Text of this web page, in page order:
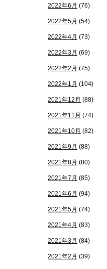
2022年6月 (76)
2022年5月 (54)
2022年4月 (73)
2022年3月 (69)
2022年2月 (75)
2022年1月 (104)
2021年12月 (88)
2021年11月 (74)
2021年10月 (82)
2021年9月 (88)
2021年8月 (80)
2021年7月 (85)
2021年6月 (94)
2021年5月 (74)
2021年4月 (83)
2021年3月 (84)
2021年2月 (39)